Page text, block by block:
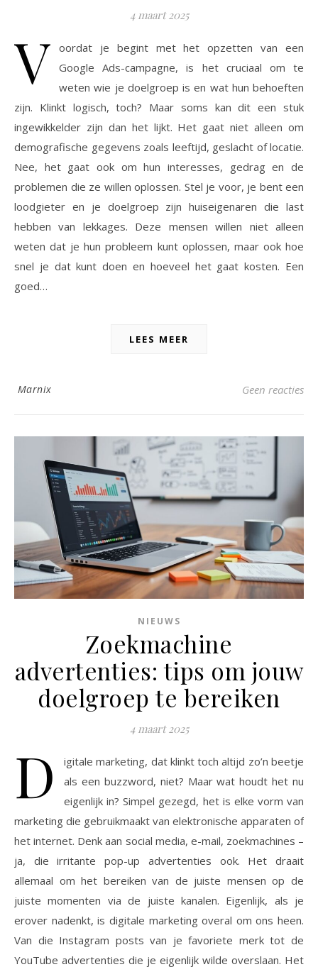
4 maart 2025
V oordat je begint met het opzetten van een
Google Ads-campagne, is het cruciaal om te
weten wie je doelgroep is en wat hun behoeften
zijn. Klinkt logisch, toch? Maar soms kan dit een stuk
ingewikkelder zijn dan het lijkt. Het gaat niet alleen om
demografische gegevens zoals leeftijd, geslacht of locatie.
Nee, het gaat ook om hun interesses, gedrag en de
problemen die ze willen oplossen. Stel je voor, je bent een
loodgieter en je doelgroep zijn huiseigenaren die last
hebben van lekkages. Deze mensen willen niet alleen
weten dat je hun probleem kunt oplossen, maar ook hoe
snel je dat kunt doen en hoeveel het gaat kosten. Een
goed…
LEES MEER
Marnix Geen reacties
NIEUWS
Zoekmachine
advertenties: tips om jouw
doelgroep te bereiken
4 maart 2025
D
igitale marketing, dat klinkt toch altijd zo’n beetje
als een buzzword, niet? Maar wat houdt het nu
eigenlijk in? Simpel gezegd, het is elke vorm van
marketing die gebruikmaakt van elektronische apparaten of
het internet. Denk aan social media, e-mail, zoekmachines –
ja, die irritante pop-up advertenties ook. Het draait
allemaal om het bereiken van de juiste mensen op de
juiste momenten via de juiste kanalen. Eigenlijk, als je
erover nadenkt, is digitale marketing overal om ons heen.
Van die Instagram posts van je favoriete merk tot de
YouTube advertenties die je eigenlijk wilde overslaan. Het